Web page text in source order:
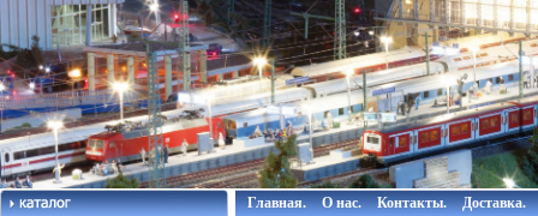
Главная. О нас. Контакты. Доставка.